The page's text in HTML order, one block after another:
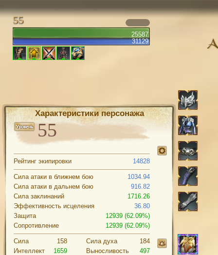
25587
31129
55
Характеристики персонажа
Рейтинг экипировки 14828
Сила атаки в ближнем бою
1034.94
Сила атаки в дальнем бою
916.82
Сила заклинаний
1716.26
Эффективность исцеления
36.80
Защита
12939 (62.09%)
Сопротивление
12939 (62.09%)
Сила
158
Интеллект
1659
Cила духа
184
Выносливость
497